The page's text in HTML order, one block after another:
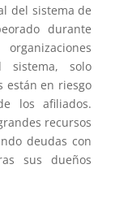
del sistema de
durante
sistema, solo
están en riesgo
los afiliados.
recursos
deudas con
sus dueños